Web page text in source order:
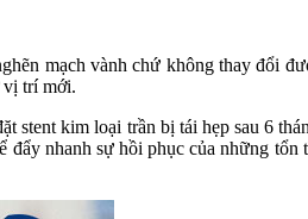
mạch vành chứ không thay đổi
vị trí mới.
stent kim loại trần bị tái hẹp sau 6
nhanh sự hồi phục của những tổn